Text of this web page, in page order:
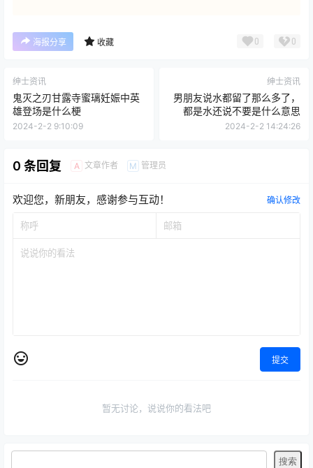
海报分享 收藏 0 0
绅士资讯
鬼灭之刃甘露寺蜜璃妊娠中英
雄登场是什么梗
2024-2-2 9:10:09
绅士资讯
男朋友说水都留了那么多了，
都是水还说不要是什么意思
2024-2-2 14:24:26
0 条回复 A 文章作者 M 管理员
欢迎您，新朋友，感谢参与互动！ 确认修改
提交
暂无讨论，说说你的看法吧